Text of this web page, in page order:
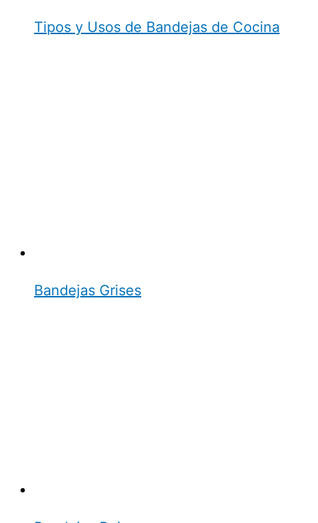
Tipos y Usos de Bandejas de Cocina
Bandejas Grises